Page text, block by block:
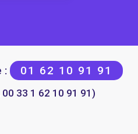
: 01 62 10 91 91
33 1 62 10 91 91)